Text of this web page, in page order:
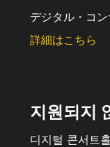
デジタル・コ
詳細はこちら
지원되지
디지털 콘서트